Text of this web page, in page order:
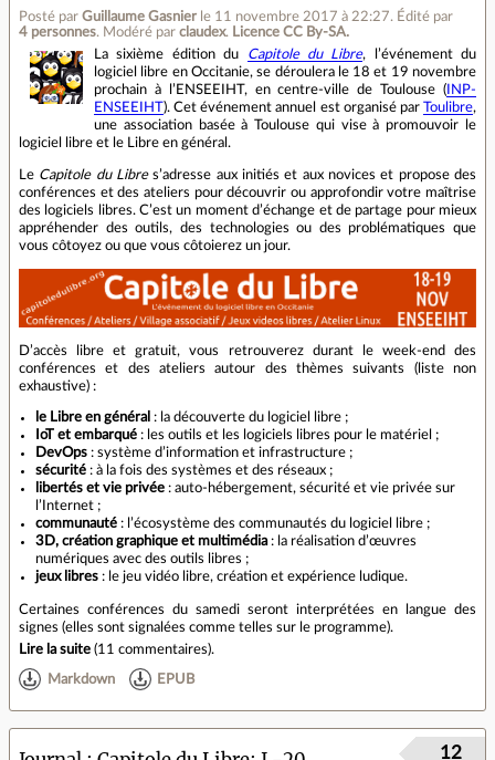
Posté par Guillaume Gasnier le 11 novembre 2017 à 22:27. Édité par
4 personnes. Modéré par claudex. Licence CC By‑SA.
La sixième édition du Capitole du Libre, l’événement du
logiciel libre en Occitanie, se déroulera le 18 et 19 novembre
prochain à l’ENSEEIHT, en centre‐ville de Toulouse ( INP-
ENSEEIHT). Cet événement annuel est organisé par Toulibre,
une association basée à Toulouse qui vise à promouvoir le
logiciel libre et le Libre en général.
Le Capitole du Libres’adresse aux initiés et aux novices et propose des
conférences et des ateliers pour découvrir ou approfondir votre maîtrise
des logiciels libres. C’est un moment d’échange et de partage pour mieux
appréhender des outils, des technologies ou des problématiques que
vous côtoyez ou que vous côtoierez un jour.
D’accès libre et gratuit, vous retrouverez durant le week‐end des
conférences et des ateliers autour des thèmes suivants (liste non
exhaustive) :
le Libre en général : la découverte du logiciel libre ;
IoT et embarqué : les outils et les logiciels libres pour le matériel ;
DevOps : système d’information et infrastructure ;
sécurité : à la fois des systèmes et des réseaux ;
libertés et vie privée : auto‐hébergement, sécurité et vie privée sur
l’Internet ;
communauté : l’écosystème des communautés du logiciel libre ;
3D, création graphique et multimédia: la réalisation d’œuvres
numériques avec des outils libres ;
jeux libres : le jeu vidéo libre, création et expérience ludique.
Certaines conférences du samedi seront interprétées en langue des
signes (elles sont signalées comme telles sur le programme).
Lire la suite (11 commentaires).
Markdown EPUB
12